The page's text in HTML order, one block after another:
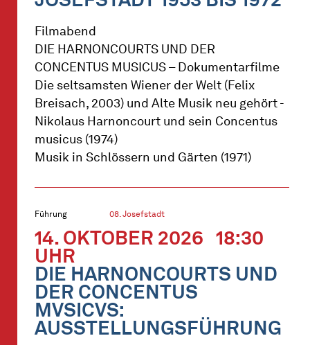
Filmabend
DIE HARNONCOURTS UND DER
CONCENTUS MUSICUS – Dokumentarfilme
Die seltsamsten Wiener der Welt (Felix
Breisach, 2003) und Alte Musik neu gehört -
Nikolaus Harnoncourt und sein Concentus
musicus (1974)
Musik in Schlössern und Gärten (1971)
Führung 08. Josefstadt
14. OKTOBER 2026 18:30
UHR
DIE HARNONCOURTS UND
DER CONCENTUS
MVSICVS:
AUSSTELLUNGSFÜHRUNG